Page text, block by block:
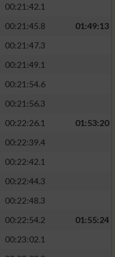
00:21:42.1
00:21:45.8
01:49:13
00:21:47.3
00:21:49.1
00:21:54.6
00:21:56.3
00:22:26.1
01:53:20
00:22:39.4
00:22:42.1
00:22:44.3
00:22:48.3
00:22:54.2
01:55:24
00:23:02.1